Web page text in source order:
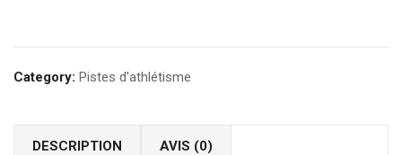
Category: Pistes d'athlétisme
DESCRIPTION AVIS (0)